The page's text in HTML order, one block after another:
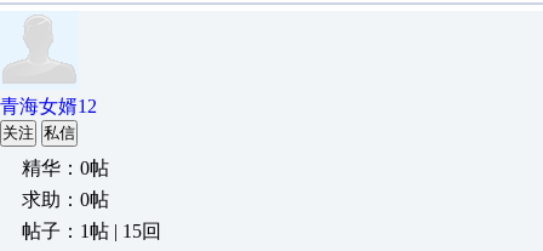
青海女婿12
关注 私信
精华：0帖
求助：0帖
帖子：1帖 | 15回